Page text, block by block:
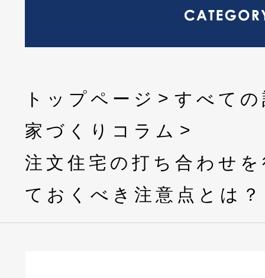
トップページ
すべて
家づくりコラム
注文住宅の打ち合わせ
ておくべき注意点とは？